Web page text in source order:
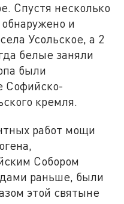
Спустя несколько
и
Усольское, а 2
белые заняли
были
Софийско-
кремля.
работ мощи
Собором
раньше, были
этой святыне